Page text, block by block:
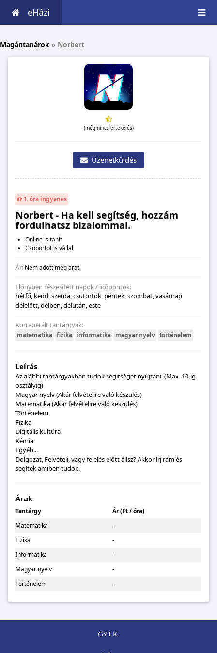
eHázi
Magántanárok » Norbert
(még nincs értékelés)
Üzenetküldés
1. óra ingyenes
Norbert - Ha kell segítség, hozzám
fordulhatsz bizalommal.
Online is tanít
Csoportot is vállal
Ár: Nem adott meg árat.
Előnyben részesített napok / időpontok:
hétfő, kedd, szerda, csütörtök, péntek, szombat, vasárnap
délelőtt, délben, délután, este
Korrepetált tantárgyak:
matematika fizika informatika magyar nyelv történelem
Leírás
Az alábbi tantárgyakban tudok segítséget nyújtani. (Max. 10-ig
osztályig)
Magyar nyelv (Akár felvételire való készülés)
Matematika (Akár felvételire való készülés)
Történelem
Fizika
Digitális kultúra
Kémia
Egyéb...
Dolgozat, Felvételi, vagy felelés előtt állsz? Akkor írj rám és
segítek amiben tudok.
Árak
Tantárgy
Ár (Ft / óra)
Matematika
-
Fizika
-
Informatika
-
Magyar nyelv
-
Történelem
-
GY.I.K.